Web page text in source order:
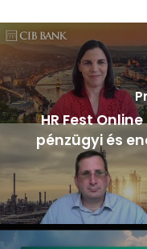
HR Fest
pénzügyi és